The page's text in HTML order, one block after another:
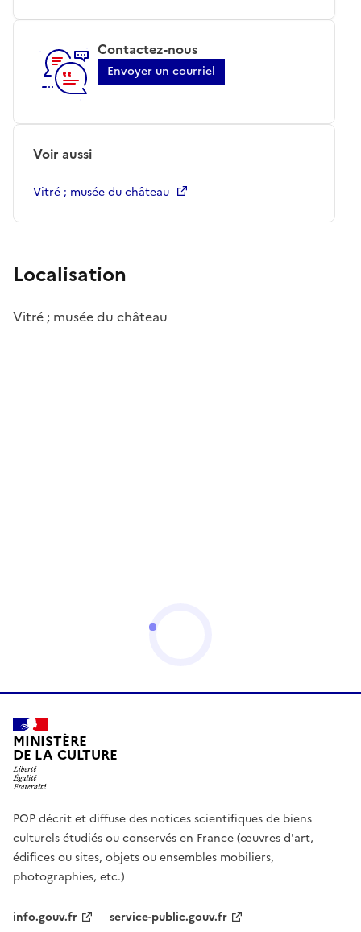
Contactez-nous
Envoyer un courriel
Voir aussi
Vitré ; musée du château
Localisation
Vitré ; musée du château
MINISTÈRE
DE LA CULTURE
POP décrit et diffuse des notices scientifiques de biens
culturels étudiés ou conservés en France (œuvres d'art,
édifices ou sites, objets ou ensembles mobiliers,
photographies, etc.)
info.gouv.fr service-public.gouv.fr